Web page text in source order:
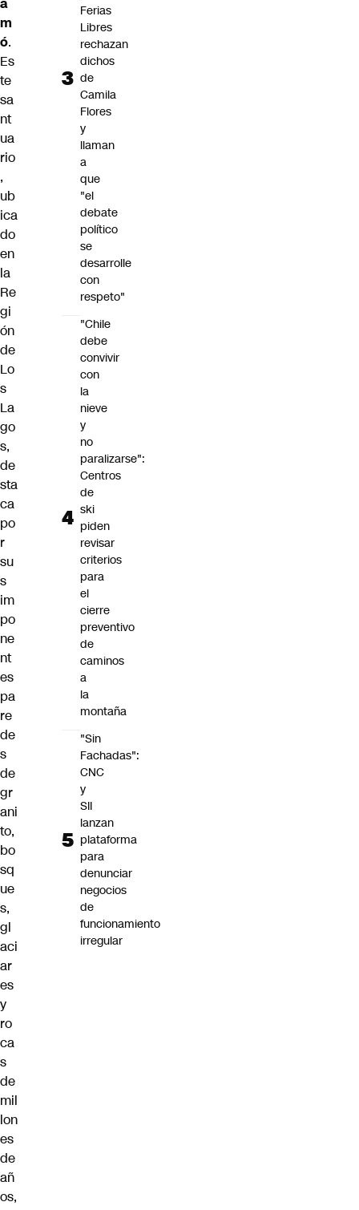
m
ó.
Es
te
sa
nt
ua
rio
,
ub
ica
do
en
la
Re
gi
ón
de
Lo
s
La
go
s,
de
sta
ca
po
r
su
s
im
po
ne
nt
es
pa
re
de
s
de
gr
ani
to,
bo
sq
ue
s,
gl
aci
ar
es
y
ro
ca
s
de
mil
lon
es
de
añ
os,
Ferias
Libres
rechazan
dichos
de
Camila
Flores
y
llaman
a
que
"el
debate
político
se
desarrolle
con
respeto"
"Chile
debe
convivir
con
la
nieve
y
no
paralizarse":
Centros
de
ski
piden
revisar
criterios
para
el
cierre
preventivo
de
caminos
a
la
montaña
"Sin
Fachadas":
CNC
y
SII
lanzan
plataforma
para
denunciar
negocios
de
funcionamiento
irregular